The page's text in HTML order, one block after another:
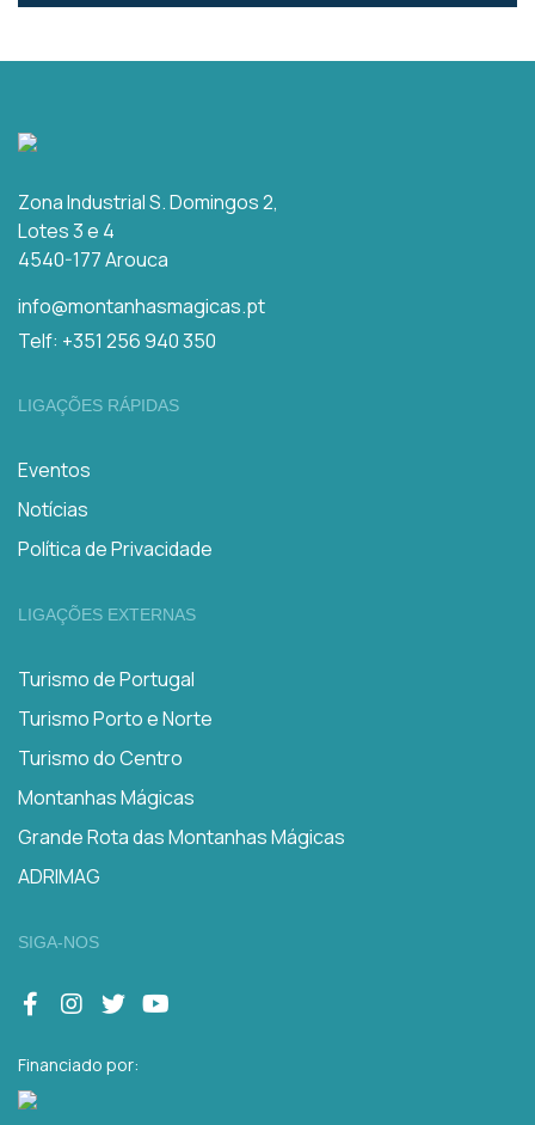
Zona Industrial S. Domingos 2,
Lotes 3 e 4
4540-177 Arouca
info@montanhasmagicas.pt
Telf: +351 256 940 350
LIGAÇÕES RÁPIDAS
Eventos
Notícias
Política de Privacidade
LIGAÇÕES EXTERNAS
Turismo de Portugal
Turismo Porto e Norte
Turismo do Centro
Montanhas Mágicas
Grande Rota das Montanhas Mágicas
ADRIMAG
SIGA-NOS
Financiado por: